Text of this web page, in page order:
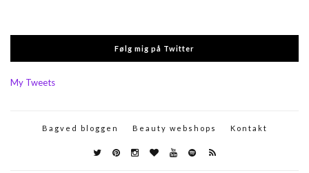
Følg mig på Twitter
My Tweets
Bagved bloggen Beauty webshops Kontakt